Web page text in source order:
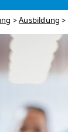
>Ausbildung >